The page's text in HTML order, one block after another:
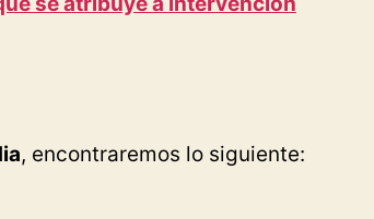
, encontraremos lo siguiente: